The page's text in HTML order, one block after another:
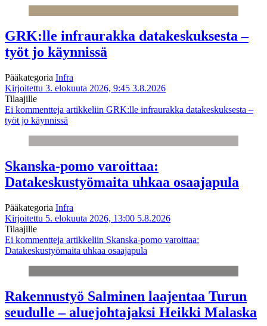
GRK:lle infraurakka datakeskuksesta –
työt jo käynnissä
Pääkategoria Infra
Kirjoitettu 3. elokuuta 2026, 9:45 3.8.2026
Tilaajille
Ei kommentteja artikkeliin GRK:lle infraurakka datakeskuksesta –
työt jo käynnissä
Skanska-pomo varoittaa:
Datakeskustyömaita uhkaa osaajapula
Pääkategoria Infra
Kirjoitettu 5. elokuuta 2026, 13:00 5.8.2026
Tilaajille
Ei kommentteja artikkeliin Skanska-pomo varoittaa:
Datakeskustyömaita uhkaa osaajapula
Rakennustyö Salminen laajentaa Turun
seudulle – aluejohtajaksi Heikki Malaska